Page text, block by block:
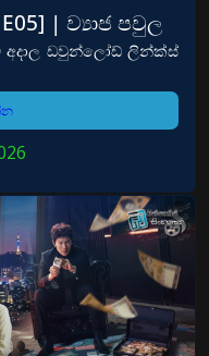
| ව්‍යාජ පවුල
අදාල ඩවුන්ලෝඩ් ලින්ක්ස්